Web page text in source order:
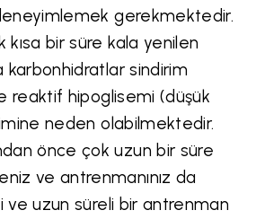
gerekmektedir.
bir süre kala yenilen
sindirim
reaktif hipoglisemi (düşük
neden olabilmektedir.
önce çok uzun bir süre
ve antrenmanınız da
uzun süreli bir antrenman